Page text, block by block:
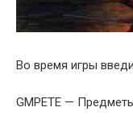
Во время игры
GMPETE —